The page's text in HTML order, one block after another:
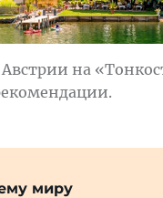
на
миру